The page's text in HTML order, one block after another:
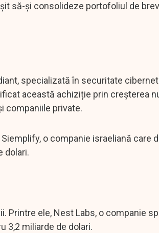
să-și consolideze portofoliul de
specializată în securitate
această achiziție prin creșterea
companiile private.
o companie israeliană care
dolari.
Printre ele, Nest Labs, o companie
3,2 miliarde de dolari.